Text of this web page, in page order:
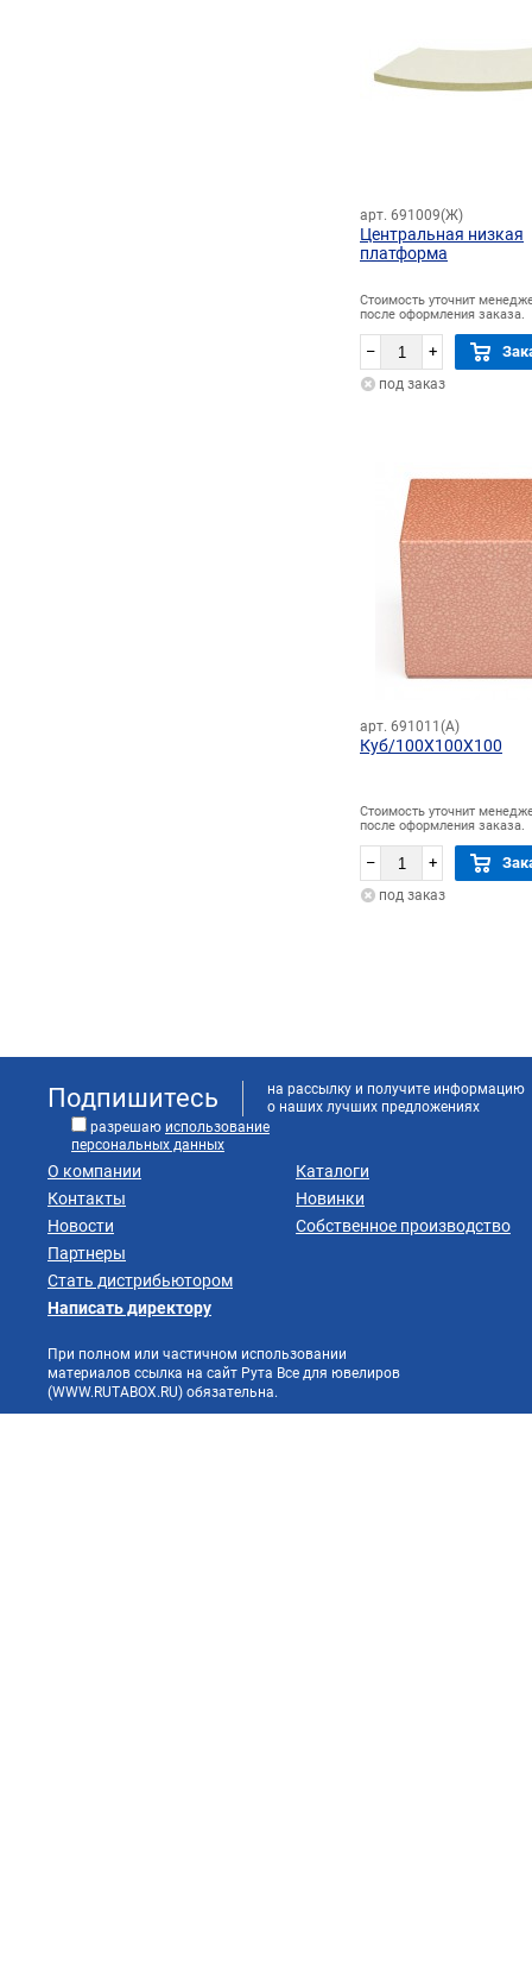
арт. 691009(Ж)
Центральная низкая
платформа
Стоимость уточнит
после оформления заказа.
– +
под заказ
арт. 691011(А)
Куб/100Х100Х100
Стоимость уточнит
после оформления заказа.
– +
под заказ
Подпишитесь
на рассылку и получите информацию
о наших лучших предложениях
разрешаю использование
персональных данных
О компании
Контакты
Новости
Партнеры
Стать дистрибьютором
Каталоги
Новинки
Собственное производство
Написать директору
При полном или частичном использовании
материалов ссылка на сайт Рута Все для ювелиров
(WWW.RUTABOX.RU) обязательна.